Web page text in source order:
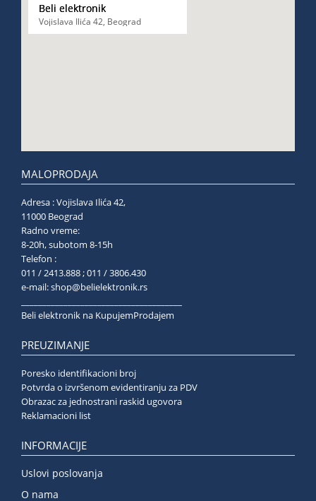
Beli elektronik
Vojislava Ilića 42, Beograd
MALOPRODAJA
Adresa : Vojislava Ilića 42,
11000 Beograd
Radno vreme:
8-20h, subotom 8-15h
Telefon :
011 / 2413.888 ; 011 / 3806.430
e-mail:shop@belielektronik.rs
Beli elektronik na KupujemProdajem
PREUZIMANJE
Poresko identifikacioni broj
Potvrda o izvršenom evidentiranju za PDV
Obrazac za jednostrani raskid ugovora
Reklamacioni list
INFORMACIJE
Uslovi poslovanja
O nama